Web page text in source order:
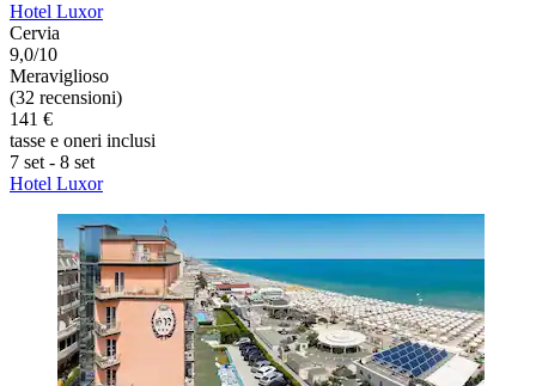
Hotel Luxor
Cervia
9,0/10
Meraviglioso
(32 recensioni)
141 €
tasse e oneri inclusi
7 set - 8 set
Hotel Luxor